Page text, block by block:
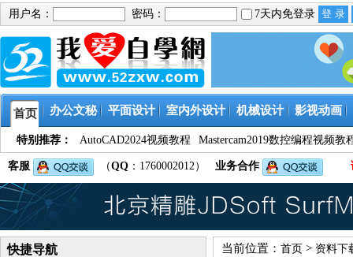
用户名： 密码： 7天内免登录
首页 办公文秘 平面设计 室内外设计 机械设计 影视动画
特别推荐： AutoCAD2024视频教程 Mastercam2019数控编程视频教
客服 （QQ ：1760002012） 业务合作
快捷导航 当前位置： 首页 > 资料下